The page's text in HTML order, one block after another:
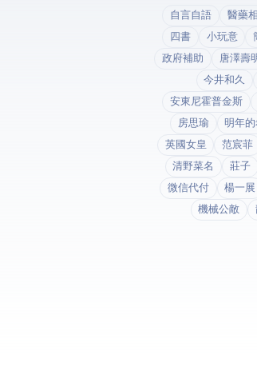
自言自語 醫藥
四書
小玩意
政府補助
唐澤壽
今井和久
安東尼霍普金斯
房思瑜
明年
英國女皇
范宸菲
清野菜名
莊子
微信代付
楊一展
機械公敵